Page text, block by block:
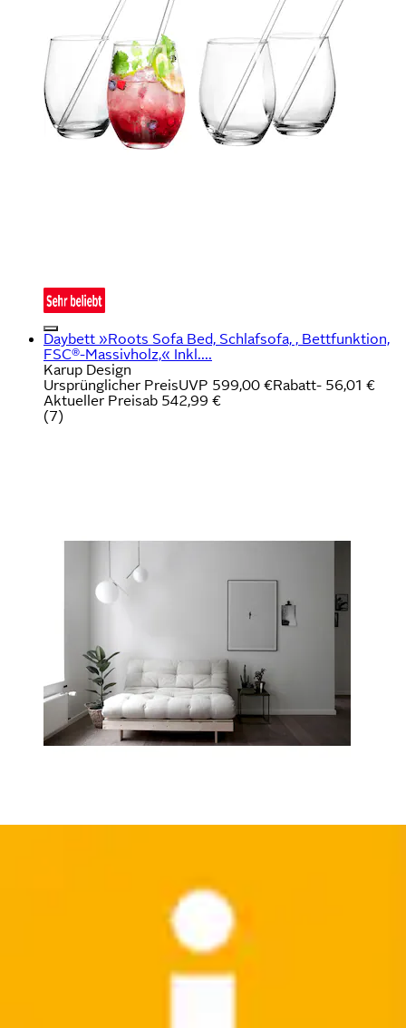
Daybett »Roots Sofa Bed, Schlafsofa, , Bettfunktion,
FSC®-Massivholz,« Inkl....
Karup Design
Ursprünglicher PreisUVP 599,00 €Rabatt- 56,01 €
Aktueller Preisab 542,99 €
(7)
Tischleuchte »Linnea Pilz Lampe« E14 1 Stk.
Pilzleuchte, Tischlampe, Metallsockel,...
LeGer Home by Lena Gercke
Ursprünglicher PreisUVP 69,99 €
34,99 €